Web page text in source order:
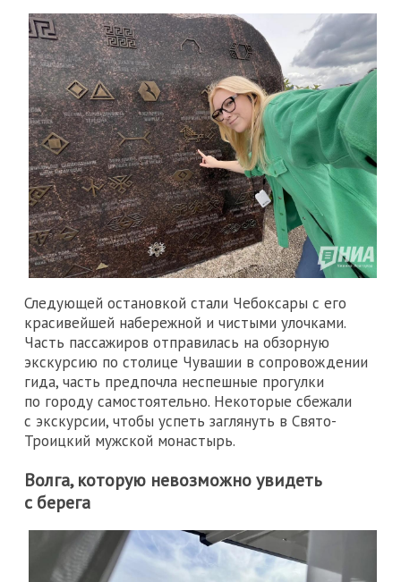
Следующей остановкой стали Чебоксары с его
красивейшей набережной и чистыми улочками.
Часть пассажиров отправилась на обзорную
экскурсию по столице Чувашии в сопровождении
гида, часть предпочла неспешные прогулки
по городу самостоятельно. Некоторые сбежали
с экскурсии, чтобы успеть заглянуть в Свято-
Троицкий мужской монастырь.
Волга, которую невозможно увидеть
с берега